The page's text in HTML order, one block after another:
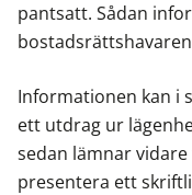
pantsatt. Sådan
Informationen kan i
ett utdrag ur
sedan lämnar
presentera ett